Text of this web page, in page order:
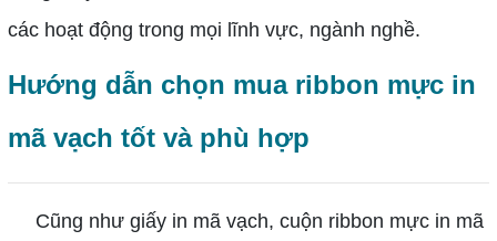
các hoạt động trong mọi lĩnh vực, ngành nghề.
Hướng dẫn chọn mua ribbon mực in
mã vạch tốt và phù hợp
Cũng như giấy in mã vạch, cuộn ribbon mực in mã